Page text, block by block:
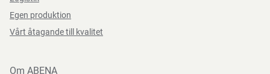
Kan återvinnas eller förbrännas.
Förvaringsinstruktioner
Egen produktion
Vårt åtagande till kvalitet
Om ABENA